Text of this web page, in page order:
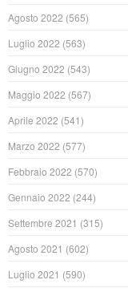
Agosto 2022 (565)
Luglio 2022 (563)
Giugno 2022 (543)
Maggio 2022 (567)
Aprile 2022 (541)
Marzo 2022 (577)
Febbraio 2022 (570)
Gennaio 2022 (244)
Settembre 2021 (315)
Agosto 2021 (602)
Luglio 2021 (590)